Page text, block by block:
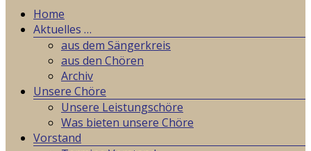
Weil
gemeinsames
Singen
lieben!
Home
Aktuelles …
aus dem Sängerkreis
aus den Chören
Archiv
Unsere Chöre
Unsere Leistungschöre
Was bieten unsere Chöre
Vorstand